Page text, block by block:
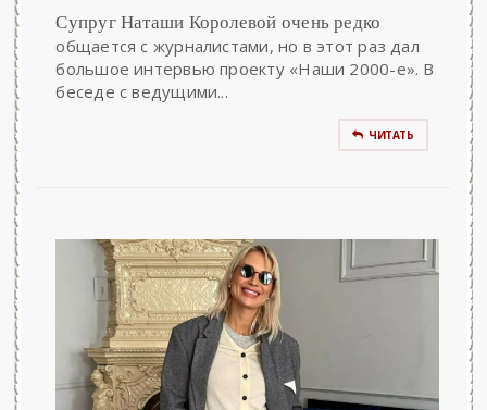
Супруг Наташи Королевой очень редко
общается с журналистами, но в этот раз дал
большое интервью проекту «Наши 2000-е». В
беседе с ведущими...
ЧИТАТЬ